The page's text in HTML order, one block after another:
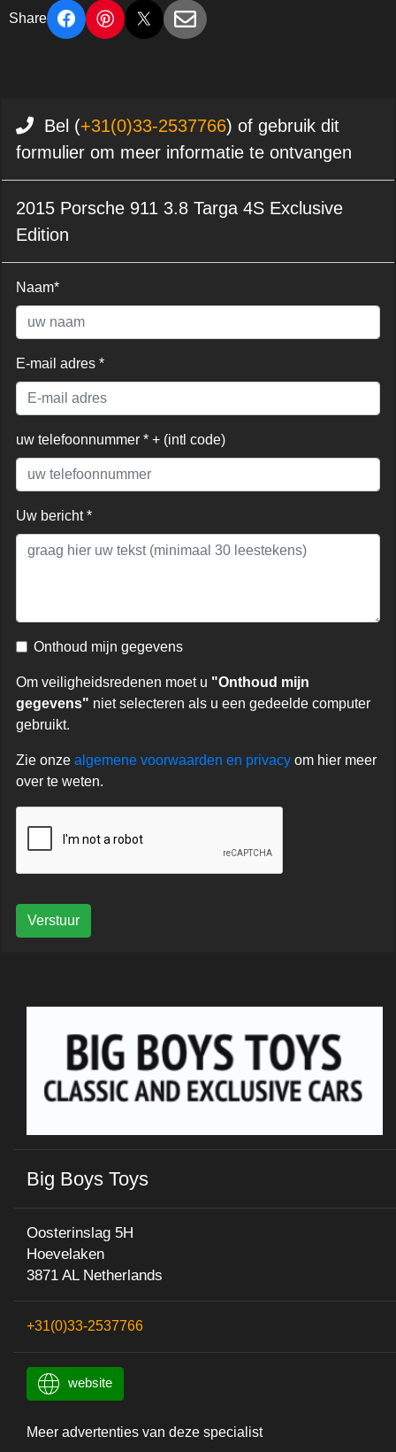
Share
Bel (+31(0)33-2537766) of gebruik dit
formulier om meer informatie te ontvangen
2015 Porsche 911 3.8 Targa 4S Exclusive
Edition
Naam*
E-mail adres *
uw telefoonnummer * + (intl code)
Uw bericht *
Onthoud mijn gegevens
Om veiligheidsredenen moet u "Onthoud mijn
gegevens" niet selecteren als u een gedeelde computer
gebruikt.
Zie onze algemene voorwaarden en privacy om hier meer
over te weten.
Verstuur
Big Boys Toys
Oosterinslag 5H
Hoevelaken
3871 AL Netherlands
+31(0)33-2537766
website
Meer advertenties van deze specialist